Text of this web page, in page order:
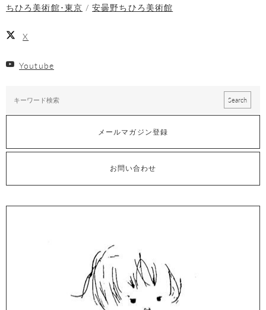
ちひろ美術館･東京
安曇野ちひろ美術館
X
Youtube
メールマガジン登録
お問い合わせ